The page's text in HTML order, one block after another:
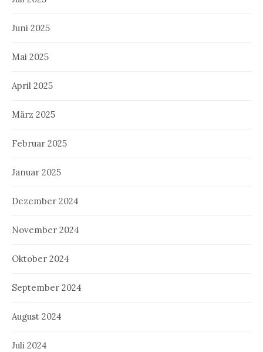
Juni 2025
Mai 2025
April 2025
März 2025
Februar 2025
Januar 2025
Dezember 2024
November 2024
Oktober 2024
September 2024
August 2024
Juli 2024